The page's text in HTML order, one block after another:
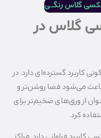
گلاس رنگــی
گلاس در
کاربرد گسترده‌ای دارد. در
باعث می‌شود فضا روشن‌تر و
از ورق‌های ضخیم‌تر برای
کرد.